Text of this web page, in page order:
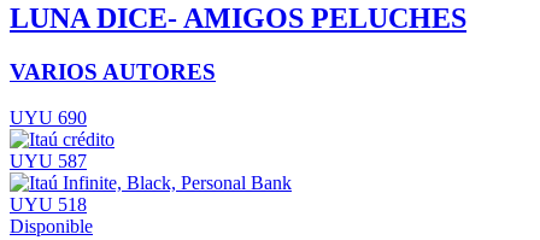
LUNA DICE- AMIGOS PELUCHES
VARIOS AUTORES
UYU 690
UYU 587
UYU 518
Disponible